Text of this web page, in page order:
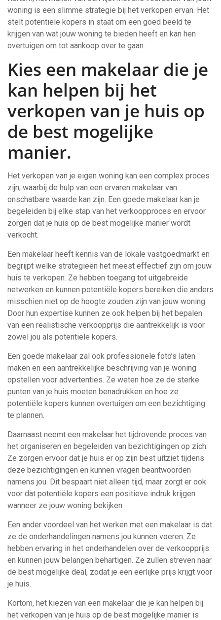
woning is een slimme strategie bij het verkopen ervan. Het
stelt potentiële kopers in staat om een goed beeld te
krijgen van wat jouw woning te bieden heeft en kan hen
overtuigen om tot aankoop over te gaan.
Kies een makelaar die je
kan helpen bij het
verkopen van je huis op
de best mogelijke
manier.
Het verkopen van je eigen woning kan een complex proces
zijn, waarbij de hulp van een ervaren makelaar van
onschatbare waarde kan zijn. Een goede makelaar kan je
begeleiden bij elke stap van het verkoopproces en ervoor
zorgen dat je huis op de best mogelijke manier wordt
verkocht.
Een makelaar heeft kennis van de lokale vastgoedmarkt en
begrijpt welke strategieën het meest effectief zijn om jouw
huis te verkopen. Ze hebben toegang tot uitgebreide
netwerken en kunnen potentiële kopers bereiken die anders
misschien niet op de hoogte zouden zijn van jouw woning.
Door hun expertise kunnen ze ook helpen bij het bepalen
van een realistische verkoopprijs die aantrekkelijk is voor
zowel jou als potentiële kopers.
Een goede makelaar zal ook professionele foto’s laten
maken en een aantrekkelijke beschrijving van je woning
opstellen voor advertenties. Ze weten hoe ze de sterke
punten van je huis moeten benadrukken en hoe ze
potentiële kopers kunnen overtuigen om een bezichtiging
te plannen.
Daarnaast neemt een makelaar het tijdrovende proces van
het organiseren en begeleiden van bezichtigingen op zich.
Ze zorgen ervoor dat je huis er op zijn best uitziet tijdens
deze bezichtigingen en kunnen vragen beantwoorden
namens jou. Dit bespaart niet alleen tijd, maar zorgt er ook
voor dat potentiële kopers een positieve indruk krijgen
wanneer ze jouw woning bekijken.
Een ander voordeel van het werken met een makelaar is dat
ze de onderhandelingen namens jou kunnen voeren. Ze
hebben ervaring in het onderhandelen over de verkoopprijs
en kunnen jouw belangen behartigen. Ze zullen streven naar
de best mogelijke deal, zodat je een eerlijke prijs krijgt voor
je huis.
Kortom, het kiezen van een makelaar die je kan helpen bij
het verkopen van je huis op de best mogelijke manier is